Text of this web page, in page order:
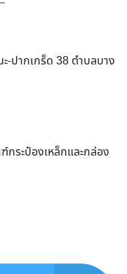
-ปากเกร็ด 38 ตำบลบาง
ระป๋องเหล็กและกล่อง